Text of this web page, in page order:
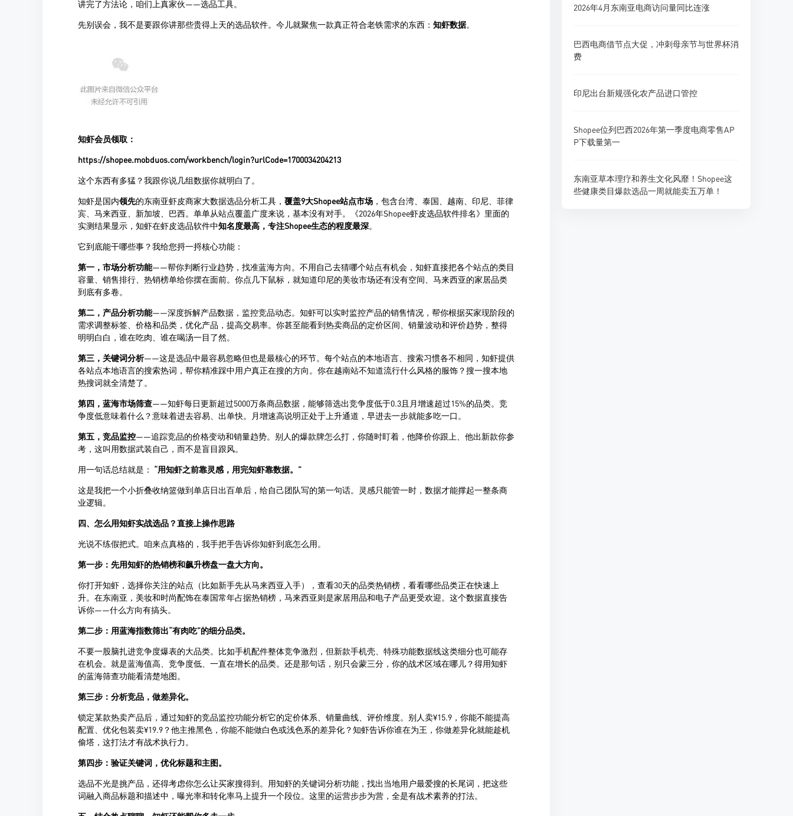
2026年4月东南亚电商访问量同比连涨
巴西电商借节点大促，冲刺母亲节与世界杯消
费
印尼出台新规强化农产品进口管控
Shopee位列巴西2026年第一季度电商零售AP
P下载量第一
东南亚草本理疗和养生文化风靡！Shopee这
些健康类目爆款选品一周就能卖五万单！